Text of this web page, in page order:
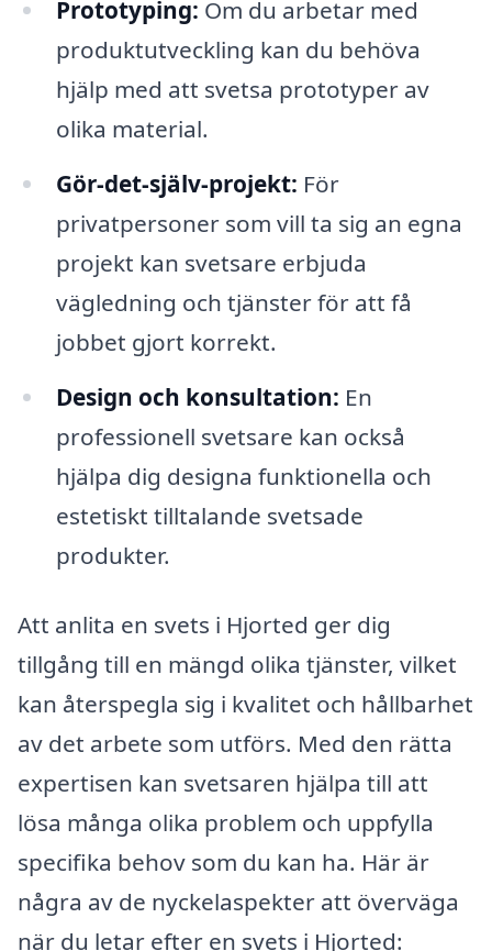
Prototyping: Om du arbetar med
produktutveckling kan du behöva
hjälp med att svetsa prototyper av
olika material.
Gör-det-själv-projekt: För
privatpersoner som vill ta sig an egna
projekt kan svetsare erbjuda
vägledning och tjänster för att få
jobbet gjort korrekt.
Design och konsultation: En
professionell svetsare kan också
hjälpa dig designa funktionella och
estetiskt tilltalande svetsade
produkter.
Att anlita en svets i Hjorted ger dig
tillgång till en mängd olika tjänster, vilket
kan återspegla sig i kvalitet och hållbarhet
av det arbete som utförs. Med den rätta
expertisen kan svetsaren hjälpa till att
lösa många olika problem och uppfylla
specifika behov som du kan ha. Här är
några av de nyckelaspekter att överväga
när du letar efter en svets i Hjorted: